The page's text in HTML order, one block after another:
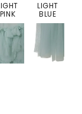
PINK
LIGHT
BLUE